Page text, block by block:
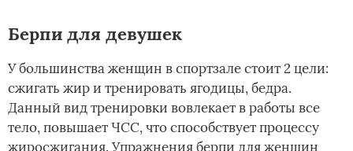
Берпи для девушек
У большинства женщин в спортзале стоит 2 цели:
сжигать жир и тренировать ягодицы, бедра.
Данный вид тренировки вовлекает в работы все
тело, повышает ЧСС, что способствует процессу
жиросжигания. Упражнения берпи для женщин